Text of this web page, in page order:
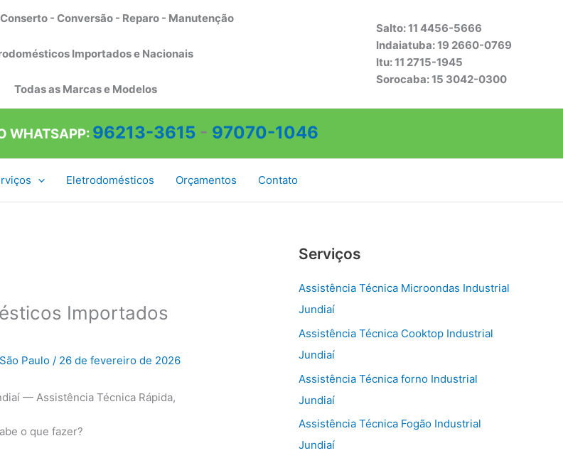
- Conversão - Reparo - Manutenção
Importados e Nacionais
Todas as Marcas e Modelos
Salto: 11 4456-5666
Indaiatuba: 19 2660-0769
Itu: 11 2715-1945
Sorocaba: 15 3042-0300
WHATSAPP: 96213-3615 - 97070-1046
Eletrodomésticos Orçamentos Contato
Importados
Paulo/ 26 de fevereiro de 2026
— Assistência Técnica Rápida,
o que fazer?
Serviços
Assistência Técnica Microondas Industrial
Jundiaí
Assistência Técnica Cooktop Industrial
Jundiaí
Assistência Técnica forno Industrial
Jundiaí
Assistência Técnica Fogão Industrial
Jundiaí